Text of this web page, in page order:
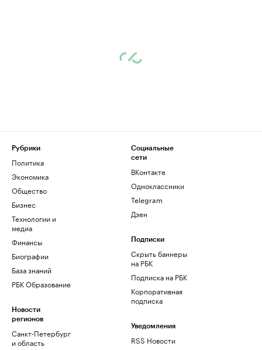
Рубрики
Политика
Экономика
Общество
Бизнес
Технологии и
медиа
Финансы
Биографии
База знаний
РБК Образование
Новости
регионов
Санкт-Петербург
и область
Социальные
сети
ВКонтакте
Одноклассники
Telegram
Дзен
Подписки
Скрыть баннеры
на РБК
Подписка на РБК
Корпоративная
подписка
Уведомления
RSS Новости